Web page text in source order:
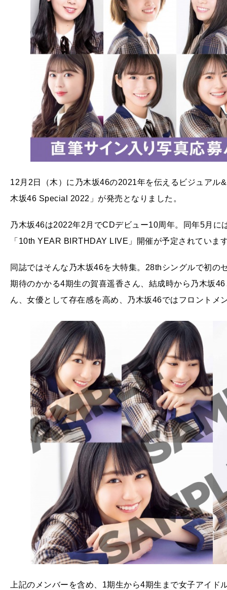
12月2日（木）に乃木坂46の2021年を伝えるビジュアル
木坂46 Special 2022」が発売となりました。
乃木坂46は2022年2月でCDデビュー10周年。同年5月に
「10th YEAR BIRTHDAY LIVE」開催が予定されていま
同誌ではそんな乃木坂46を大特集。28thシングルで初の
期待のかかる4期生の賀喜遥香さん、結成時から乃木坂
ん、女優として存在感を高め、乃木坂46ではフロントメ
上記のメンバーを含め、1期生から4期生まで女子アイ